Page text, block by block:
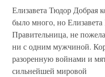
Елизавета Тюдор Добрая
было много, но
Правительница, не
ни с одним мужчиной.
разоренную войнами и
сильнейшей мировой